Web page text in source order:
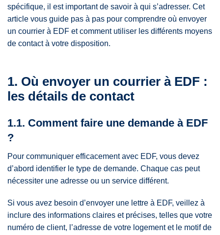
spécifique, il est important de savoir à qui s’adresser. Cet
article vous guide pas à pas pour comprendre où envoyer
un courrier à EDF et comment utiliser les différents moyens
de contact à votre disposition.
1. Où envoyer un courrier à EDF :
les détails de contact
1.1. Comment faire une demande à EDF
?
Pour communiquer efficacement avec EDF, vous devez
d’abord identifier le type de demande. Chaque cas peut
nécessiter une adresse ou un service différent.
Si vous avez besoin d’envoyer une lettre à EDF, veillez à
inclure des informations claires et précises, telles que votre
numéro de client, l’adresse de votre logement et le motif de